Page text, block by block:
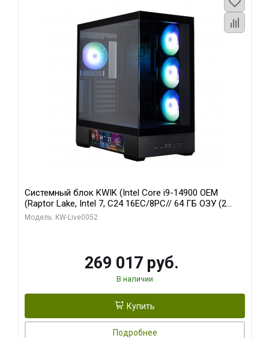
Системный блок KWIK (Intel Core i9-14900 OEM
(Raptor Lake, Intel 7, C24 16EC/8PC// 64 ГБ ОЗУ (2
модуля)/ Palit RTX5080 GAMINGPRO OC 16GB GDDR7
Модель: KW-Live0052
269 017 руб.
В наличии
Купить
Подробнее